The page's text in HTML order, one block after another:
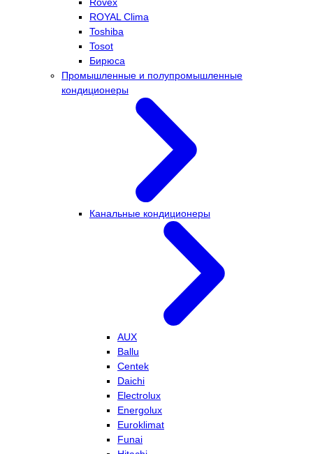
Rovex
ROYAL Clima
Toshiba
Tosot
Бирюса
Промышленные и полупромышленные
кондиционеры
Канальные кондиционеры
AUX
Ballu
Centek
Daichi
Electrolux
Energolux
Euroklimat
Funai